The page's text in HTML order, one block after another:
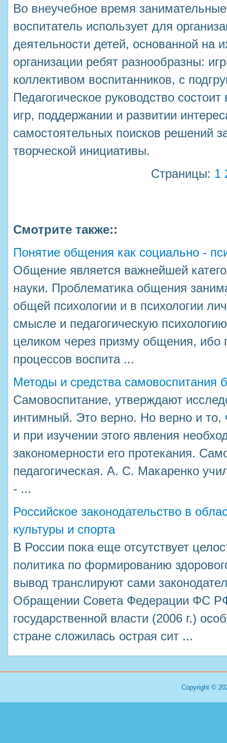
Во внеучебное время
воспитатель использует для
деятельности детей, основанной на
организации ребят разнообразны:
коллективом воспитанников, с
Педагогическое руководство
игр, поддержании и развитии
самостоятельных поисков решений
творческой инициативы.
Страницы: 1
Смотрите также::
Понятие общения как социально -
Общение является важнейшей
науки. Проблематика общения
общей психологии и в психологии
смысле и педагогическую
целиком через призму общения, ибо
процессов воспита ...
Методы и средства самовоспитания
Самовоспитание, утверждают
интимный. Это верно. Но верно и то,
и при изучении этого явления
закономерности его протекания.
педагогическая. А. С. Макаренко
- ...
Российское законодательство в
культуры и спорта
В России пока еще отсутствует
политика по формированию
вывод транслируют сами
Обращении Совета Федерации ФС
государственной власти (2006 г.)
стране сложилась острая сит ...
Copyright ©